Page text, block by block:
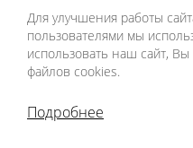
аватар в «Пара Па» и тут
девчонок. Соня не
задонатить отложенные
В играх Соня
придумывала новые
Для улучшения работы
пользователями мы
использовать наш сайт,
файлов cookies.
Подробнее